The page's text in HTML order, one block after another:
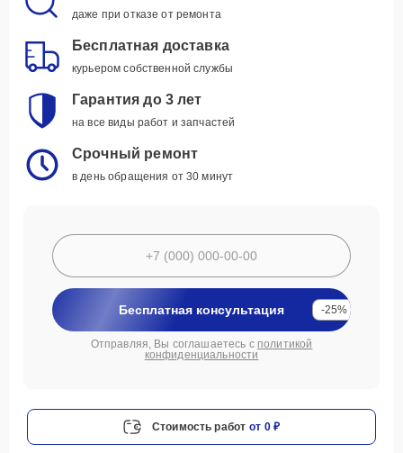
даже при отказе от ремонта
Бесплатная доставка
курьером собственной службы
Гарантия до 3 лет
на все виды работ и запчастей
Срочный ремонт
в день обращения от 30 минут
Бесплатная консультация -25%
Отправляя, Вы соглашаетесь с политикой
конфиденциальности
Стоимость работ от 0 ₽